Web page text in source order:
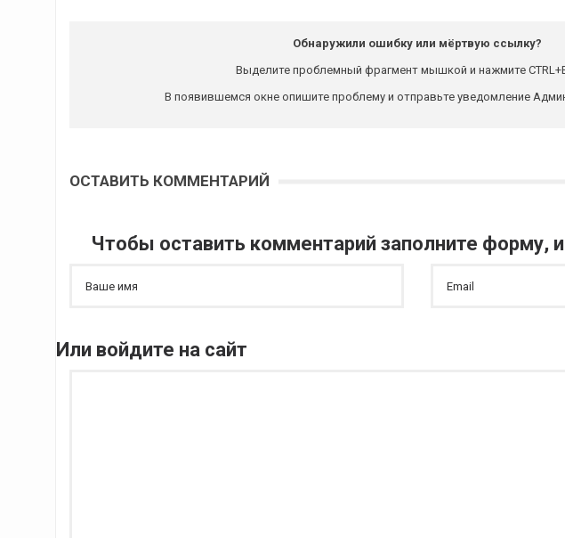
Обнаружили ошибку или мёртвую ссылку?
Выделите проблемный фрагмент мышкой и нажмите
В появившемся окне опишите проблему и отправьте уведомление
ОСТАВИТЬ КОММЕНТАРИЙ
Чтобы оставить комментарий заполните форму,
Или войдите на сайт